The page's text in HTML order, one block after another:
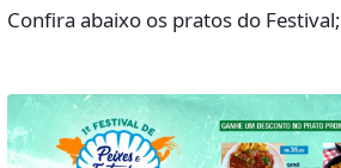
Confira abaixo os pratos do Festival;